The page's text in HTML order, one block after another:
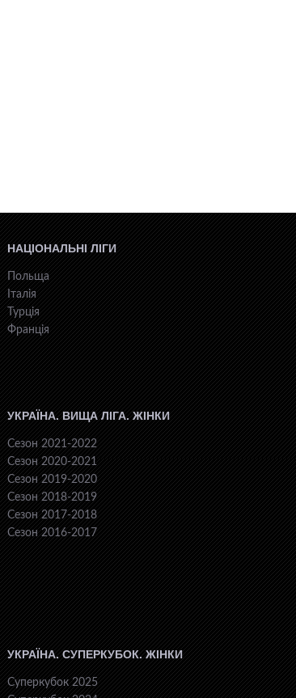
НАЦІОНАЛЬНІ ЛІГИ
Польща
Італія
Турція
Франція
УКРАЇНА. ВИЩА ЛІГА. ЖІНКИ
Сезон 2021-2022
Сезон 2020-2021
Сезон 2019-2020
Сезон 2018-2019
Сезон 2017-2018
Сезон 2016-2017
УКРАЇНА. СУПЕРКУБОК. ЖІНКИ
Суперкубок 2025